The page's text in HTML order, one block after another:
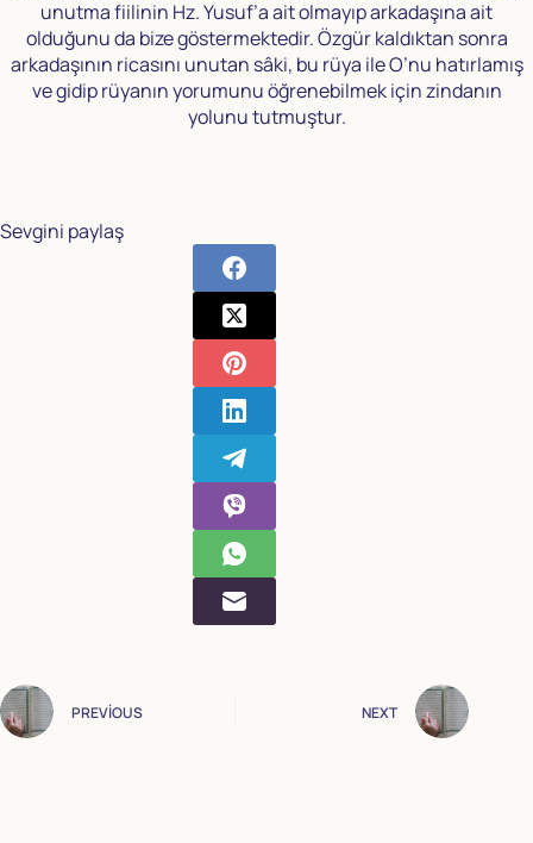
unutma fiilinin Hz. Yusuf’a ait olmayıp arkadaşına ait
olduğunu da bize göstermektedir. Özgür kaldıktan sonra
arkadaşının ricasını unutan sâki, bu rüya ile O’nu hatırlamış
ve gidip rüyanın yorumunu öğrenebilmek için zindanın
yolunu tutmuştur.
Sevgini paylaş
PREVIOUS NEXT